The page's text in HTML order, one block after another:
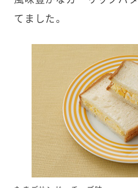
てました。